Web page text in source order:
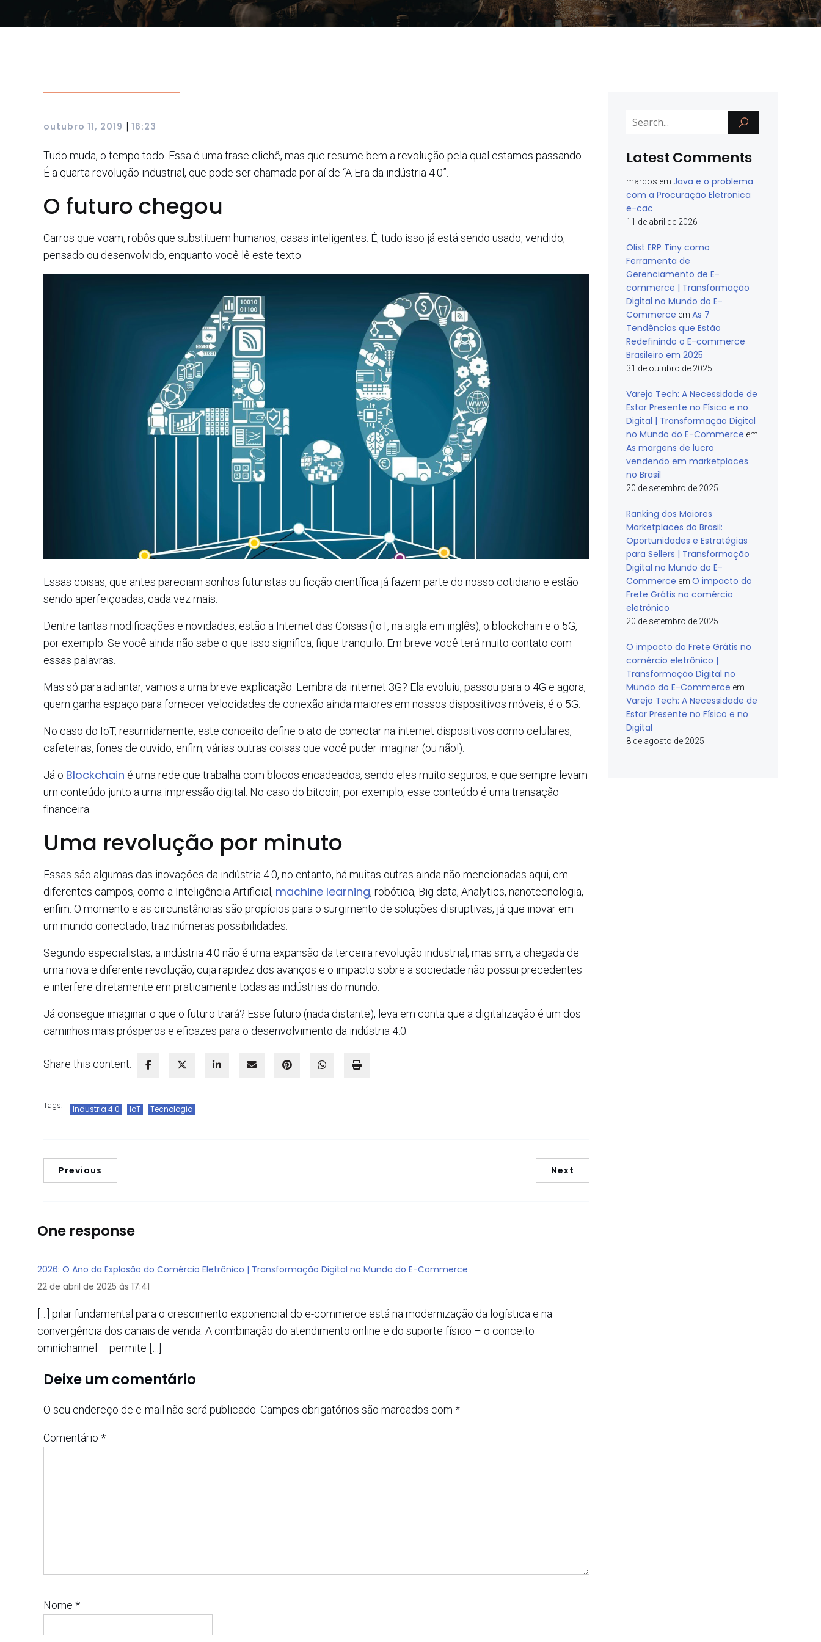
outubro 11, 2019 | 16:23
Tudo muda, o tempo todo. Essa é uma frase clichê, mas que resume bem a revolução pela qual estamos passando.
É a quarta revolução industrial, que pode ser chamada por aí de “A Era da indústria 4.0”.
O futuro chegou
Carros que voam, robôs que substituem humanos, casas inteligentes. É, tudo isso já está sendo usado, vendido,
pensado ou desenvolvido, enquanto você lê este texto.
Essas coisas, que antes pareciam sonhos futuristas ou ficção científica já fazem parte do nosso cotidiano e estão
sendo aperfeiçoadas, cada vez mais.
Dentre tantas modificações e novidades, estão a Internet das Coisas (IoT, na sigla em inglês), o blockchain e o 5G,
por exemplo. Se você ainda não sabe o que isso significa, fique tranquilo. Em breve você terá muito contato com
essas palavras.
Mas só para adiantar, vamos a uma breve explicação. Lembra da internet 3G? Ela evoluiu, passou para o 4G e agora,
quem ganha espaço para fornecer velocidades de conexão ainda maiores em nossos dispositivos móveis, é o 5G.
No caso do IoT, resumidamente, este conceito define o ato de conectar na internet dispositivos como celulares,
cafeteiras, fones de ouvido, enfim, várias outras coisas que você puder imaginar (ou não!).
Já o Blockchain é uma rede que trabalha com blocos encadeados, sendo eles muito seguros, e que sempre levam
um conteúdo junto a uma impressão digital. No caso do bitcoin, por exemplo, esse conteúdo é uma transação
financeira.
Uma revolução por minuto
Essas são algumas das inovações da indústria 4.0, no entanto, há muitas outras ainda não mencionadas aqui, em
diferentes campos, como a Inteligência Artificial, machine learning, robótica, Big data, Analytics, nanotecnologia,
enfim. O momento e as circunstâncias são propícios para o surgimento de soluções disruptivas, já que inovar em
um mundo conectado, traz inúmeras possibilidades.
Segundo especialistas, a indústria 4.0 não é uma expansão da terceira revolução industrial, mas sim, a chegada de
uma nova e diferente revolução, cuja rapidez dos avanços e o impacto sobre a sociedade não possui precedentes
e interfere diretamente em praticamente todas as indústrias do mundo.
Já consegue imaginar o que o futuro trará? Esse futuro (nada distante), leva em conta que a digitalização é um dos
caminhos mais prósperos e eficazes para o desenvolvimento da indústria 4.0.
Share this content:
Tags: Industria 4.0 IoT Tecnologia
Previous Next
One response
2026: O Ano da Explosão do Comércio Eletrônico | Transformação Digital no Mundo do E-Commerce
22 de abril de 2025 às 17:41
[…] pilar fundamental para o crescimento exponencial do e-commerce está na modernização da logística e na
convergência dos canais de venda. A combinação do atendimento online e do suporte físico – o conceito
omnichannel – permite […]
Deixe um comentário
O seu endereço de e-mail não será publicado. Campos obrigatórios são marcados com *
Comentário *
Nome *
Latest Comments
marcos em Java e o problema
com a Procuração Eletronica
e-cac
11 de abril de 2026
Olist ERP Tiny como
Ferramenta de
Gerenciamento de E-
commerce | Transformação
Digital no Mundo do E-
Commerce em As 7
Tendências que Estão
Redefinindo o E-commerce
Brasileiro em 2025
31 de outubro de 2025
Varejo Tech: A Necessidade de
Estar Presente no Físico e no
Digital | Transformação Digital
no Mundo do E-Commerce em
As margens de lucro
vendendo em marketplaces
no Brasil
20 de setembro de 2025
Ranking dos Maiores
Marketplaces do Brasil:
Oportunidades e Estratégias
para Sellers | Transformação
Digital no Mundo do E-
Commerce em O impacto do
Frete Grátis no comércio
eletrônico
20 de setembro de 2025
O impacto do Frete Grátis no
comércio eletrônico |
Transformação Digital no
Mundo do E-Commerce em
Varejo Tech: A Necessidade de
Estar Presente no Físico e no
Digital
8 de agosto de 2025